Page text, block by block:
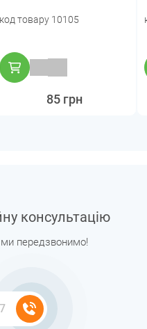
код товару 10105
85 грн
консультацію
ми передзвонимо!